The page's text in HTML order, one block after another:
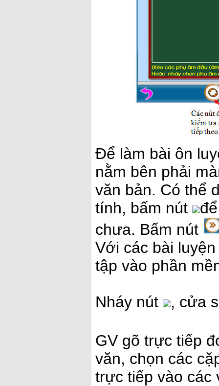
Để làm bài ôn
nằm bên phải
văn bản. Có thể
tính, bấm nút
chưa. Bấm nút
Với các bài
tập vào phần
Nháy nút , cửa
GV gõ trực tiếp
văn, chọn các
trực tiếp vào các